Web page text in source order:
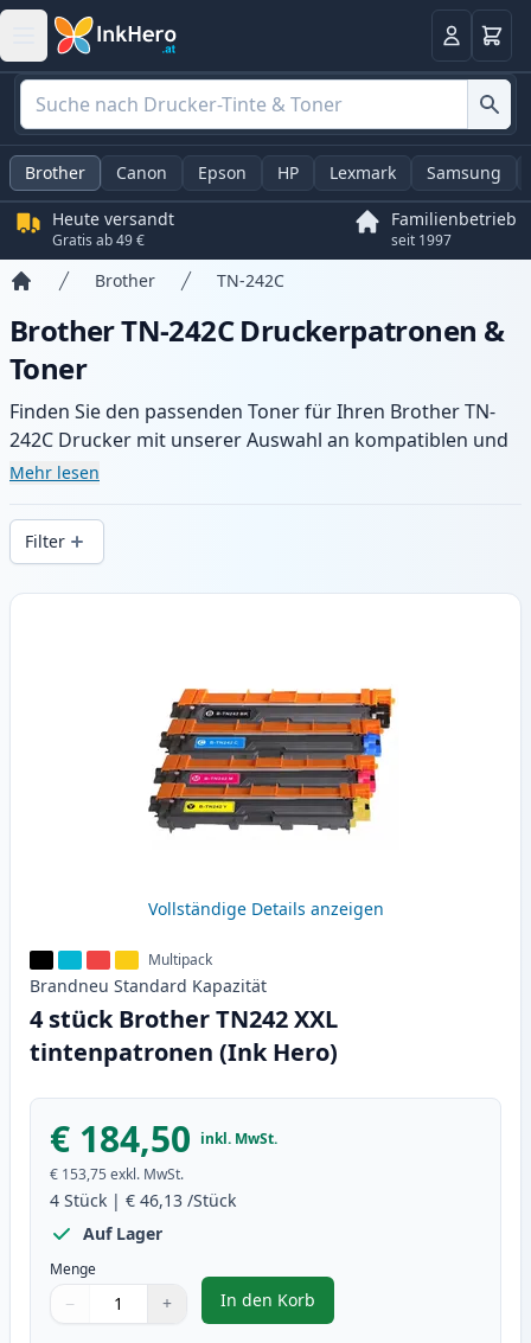
Anmelden
Brother Canon Epson HP Lexmark Samsung
Heute versandt
Gratis ab 49 €
Familienbetrieb
seit 1997
Brother TN-242C
Brother TN-242C Druckerpatronen &
Toner
Finden Sie den passenden Toner für Ihren Brother TN-
242C Drucker mit unserer Auswahl an kompatiblen und
XL-Patronen. Profitieren Sie von gleichbleibender
in .
Mehr lesen
Filter
Produkte
Vollständige Details anzeigen
Multipack
Brandneu Standard Kapazität
4 stück Brother TN242 XXL
tintenpatronen (Ink Hero)
€ 184,50 inkl. MwSt.
€ 153,75 exkl. MwSt.
4 Stück | € 46,13 /Stück
Auf Lager
Menge
Verwenden Sie die Tasten, um anzupassen
− +
1
In den Korb
, 4 stück Brother TN242 XXL